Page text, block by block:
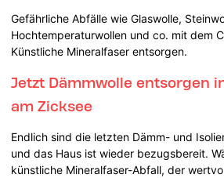
Gefährliche Abfälle wie Glaswolle,
Hochtemperaturwollen und co. mit dem
Künstliche Mineralfaser entsorgen.
Jetzt Dämmwolle entsorgen
am Zicksee
Endlich sind die letzten Dämm- und
und das Haus ist wieder bezugsbereit.
künstliche Mineralfaser-Abfall, der